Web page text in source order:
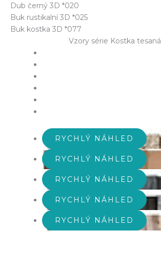
Dub černý 3D *020
Buk rustikalní 3D *025
Buk kostka 3D *077
Vzory série Kostka tesaná
RYCHLÝ NÁHLED
RYCHLÝ NÁHLED
RYCHLÝ NÁHLED
RYCHLÝ NÁHLED
RYCHLÝ NÁHLED